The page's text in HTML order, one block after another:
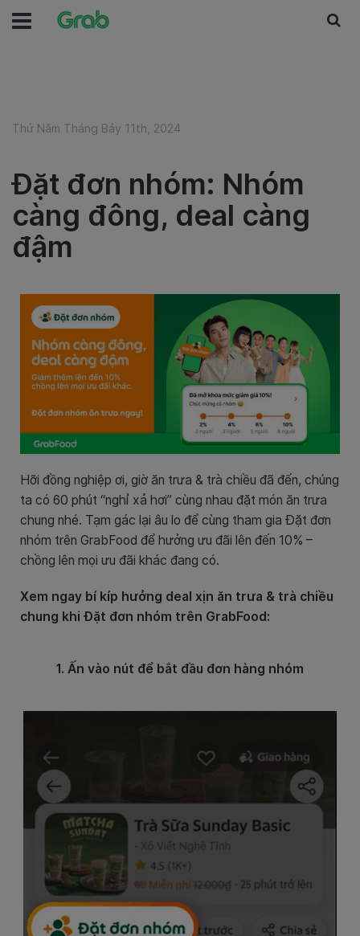
Thứ Năm Tháng Bảy 11th, 2024
Đặt đơn nhóm: Nhóm
càng đông, deal càng
đậm
Hỡi đồng nghiệp ơi, giờ ăn trưa & trà chiều đã đến, chúng
ta có 60 phút “nghỉ xả hơi” cùng nhau đặt món ăn trưa
chung nhé. Tạm gác lại âu lo để cùng tham gia Đặt đơn
nhóm trên GrabFood để hưởng ưu đãi lên đến 10% –
chồng lên mọi ưu đãi khác đang có.
Xem ngay bí kíp hưởng deal xịn ăn trưa & trà chiều
chung khi Đặt đơn nhóm trên GrabFood:
1. Ấn vào nút để bắt đầu đơn hàng nhóm